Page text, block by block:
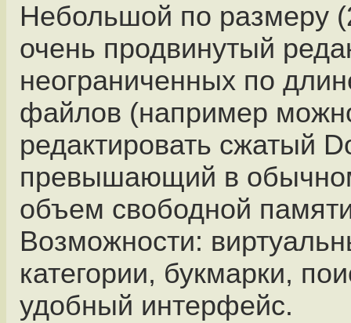
Небольшой по размеру
очень продвинутый
неограниченных по
файлов (например
редактировать сжатый
превышающий в
объем свободной
Возможности:
категории, букмарки,
удобный интерфейс.